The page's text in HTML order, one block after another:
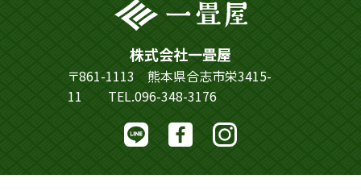
株式会社一畳屋
〒861-1113 熊本県合志市栄3415-
11 TEL.096-348-3176